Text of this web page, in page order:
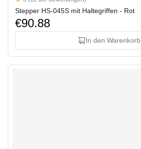
5 out of 5 stars
Stepper HS-045S mit Haltegriffen - Rot
€90.88
In den Warenkorb